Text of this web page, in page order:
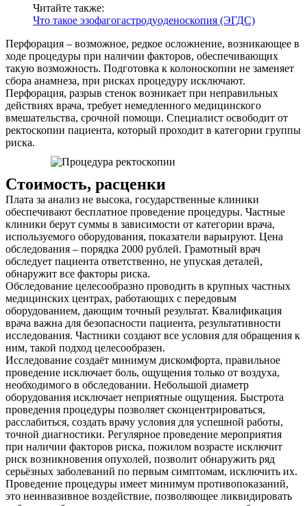
Читайте также:
Что такое эзофагогастродуоденоскопия (ЭГДС)
Перфорация – возможное, редкое осложнение, возникающее в
ходе процедуры при наличии факторов, обеспечивающих
такую возможность. Подготовка к колоноскопии не заменяет
сбора анамнеза, при рисках процедуру исключают.
Перфорация, разрыв стенок возникает при неправильных
действиях врача, требует немедленного медицинского
вмешательства, срочной помощи. Специалист освободит от
ректоскопии пациента, который проходит в категории группы
риска.
Стоимость, расценки
Плата за анализ не высока, государственные клиники
обеспечивают бесплатное проведение процедуры. Частные
клиники берут суммы в зависимости от категории врача,
используемого оборудования, показатели варьируют. Цена
обследования – порядка 2000 рублей. Грамотный врач
обследует пациента ответственно, не упуская деталей,
обнаружит все факторы риска.
Обследование целесообразно проводить в крупных частных
медицинских центрах, работающих с передовым
оборудованием, дающим точный результат. Квалификация
врача важна для безопасности пациента, результативности
исследования. Частники создают все условия для обращения к
ним, такой подход целесообразен.
Исследование создаёт минимум дискомфорта, правильное
проведение исключает боль, ощущения только от воздуха,
необходимого в обследовании. Небольшой диаметр
оборудования исключает неприятные ощущения. Быстрота
проведения процедуры позволяет сконцентрироваться,
расслабиться, создать врачу условия для успешной работы,
точной диагностики. Регулярное проведение мероприятия
при наличии факторов риска, пожилом возрасте исключит
риск возникновения опухолей, позволит обнаружить ряд
серьёзных заболеваний по первым симптомам, исключить их.
Проведение процедуры имеет минимум противопоказаний,
это неинвазивное воздействие, позволяющее ликвидировать